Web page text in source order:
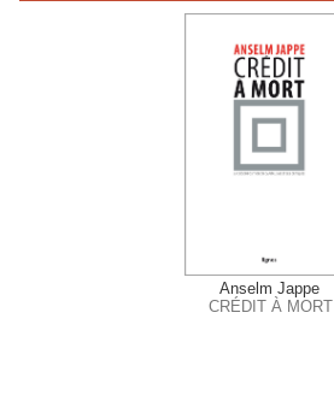
Anselm Jappe
CRÉDIT À MORT